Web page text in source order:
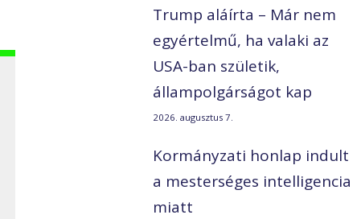
Trump aláírta – Már nem
egyértelmű, ha valaki az
USA-ban születik,
állampolgárságot kap
2026. augusztus 7.
Kormányzati honlap indult
a mesterséges intelligencia
miatt